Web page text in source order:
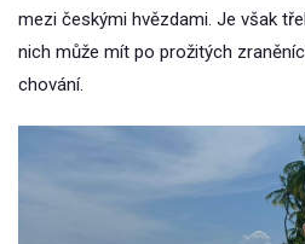
mezi českými hvězdami. Je však
nich může mít po prožitých
chování.